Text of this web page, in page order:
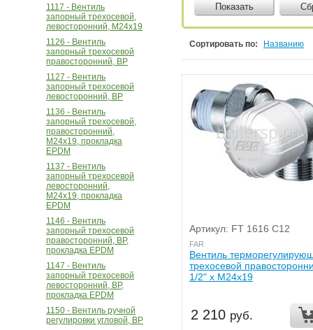
1117 - Вентиль
запорный трехосевой,
левосторонний, M24x19
1126 - Вентиль
запорный трехосевой
правосторонний, ВР
1127 - Вентиль
запорный трехосевой
левосторонний, ВР
1136 - Вентиль
запорный трехосевой,
правосторонний,
M24x19, прокладка
EPDM
1137 - Вентиль
запорный трехосевой
левосторонний,
M24x19, прокладка
EPDM
1146 - Вентиль
запорный трехосевой
правосторонний, ВР,
прокладка EPDM
1147 - Вентиль
запорный трехосевой
левосторонний, ВР,
прокладка EPDM
1150 - Вентиль ручной
регулировки угловой, ВР
Показать
Сортировать по: Названию
Артикул: FT 1616 C12
FAR
Вентиль
трехосевой
1/2" х М24х19
2 210 руб.